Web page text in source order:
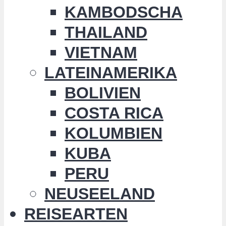
KAMBODSCHA
THAILAND
VIETNAM
LATEINAMERIKA
BOLIVIEN
COSTA RICA
KOLUMBIEN
KUBA
PERU
NEUSEELAND
REISEARTEN